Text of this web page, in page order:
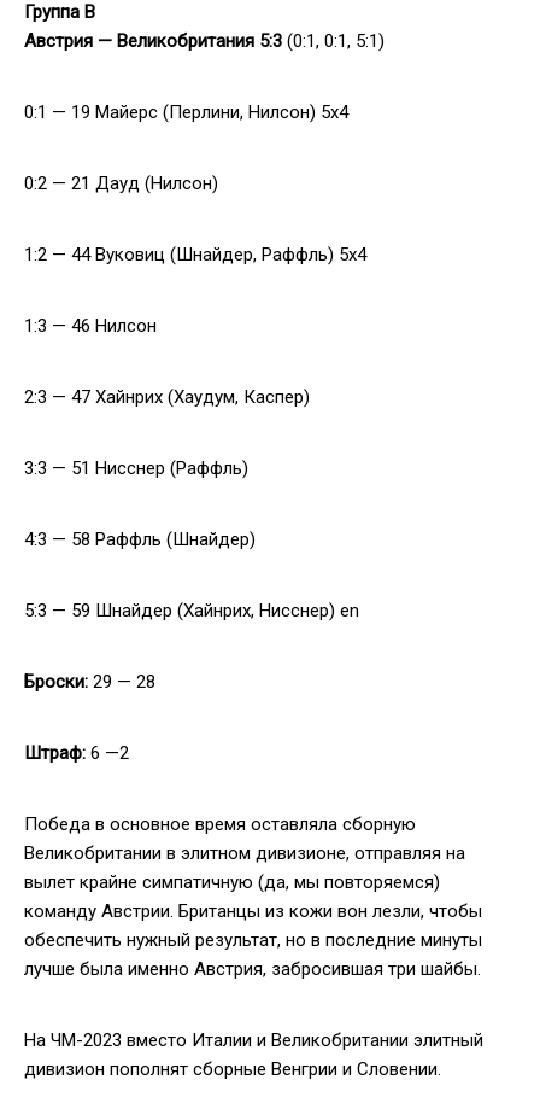
Группа B
Австрия — Великобритания 5:3 (0:1, 0:1, 5:1)
0:1 — 19 Майерс (Перлини, Нилсон) 5x4
0:2 — 21 Дауд (Нилсон)
1:2 — 44 Вуковиц (Шнайдер, Раффль) 5x4
1:3 — 46 Нилсон
2:3 — 47 Хайнрих (Хаудум, Каспер)
3:3 — 51 Нисснер (Раффль)
4:3 — 58 Раффль (Шнайдер)
5:3 — 59 Шнайдер (Хайнрих, Нисснер) en
Броски: 29 — 28
Штраф: 6 —2
Победа в основное время оставляла сборную
Великобритании в элитном дивизионе, отправляя на
вылет крайне симпатичную (да, мы повторяемся)
команду Австрии. Британцы из кожи вон лезли, чтобы
обеспечить нужный результат, но в последние минуты
лучше была именно Австрия, забросившая три шайбы.
На ЧМ-2023 вместо Италии и Великобритании элитный
дивизион пополнят сборные Венгрии и Словении.